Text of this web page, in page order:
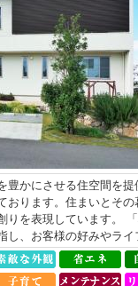
かにさせる住空間を
ります。住まいとそ
を表現しています。
、お客様の好みやラ